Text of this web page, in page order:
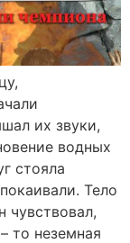
их звуки,
водных
стояла
Тело
чувствовал,
то неземная